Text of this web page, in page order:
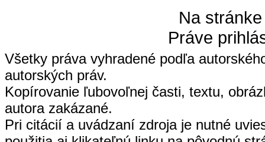
Na
Práve
Všetky práva vyhradené podľa
autorských práv.
Kopírovanie ľubovoľnej časti, textu,
autora zakázané.
Pri citácií a uvádzaní zdroja je nutné